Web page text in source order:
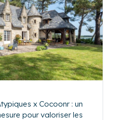
x Cocoonr : un
pour valoriser les